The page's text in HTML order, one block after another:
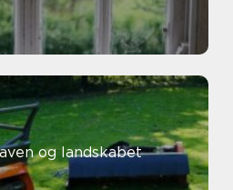
og landskabet